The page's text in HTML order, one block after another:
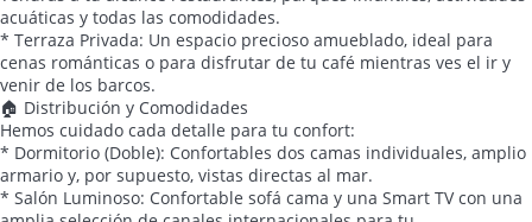
acuáticas y todas las comodidades.
* Terraza Privada: Un espacio precioso amueblado, ideal para
cenas románticas o para disfrutar de tu café mientras ves el ir y
venir de los barcos.
🏠 Distribución y Comodidades
Hemos cuidado cada detalle para tu confort:
* Dormitorio (Doble): Confortables dos camas individuales, amplio
armario y, por supuesto, vistas directas al mar.
* Salón Luminoso: Confortable sofá cama y una Smart TV con una